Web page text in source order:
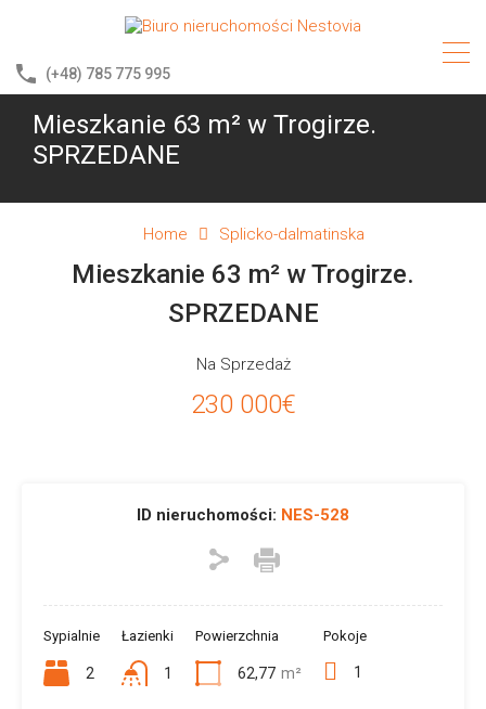
(+48) 785 775 995
Mieszkanie 63 m² w Trogirze.
SPRZEDANE
Home Splicko-dalmatinska
Mieszkanie 63 m² w Trogirze.
SPRZEDANE
Na Sprzedaż
230 000€
ID nieruchomości: NES-528
Sypialnie
2
Łazienki
1
Powierzchnia
62,77 m²
Pokoje
1